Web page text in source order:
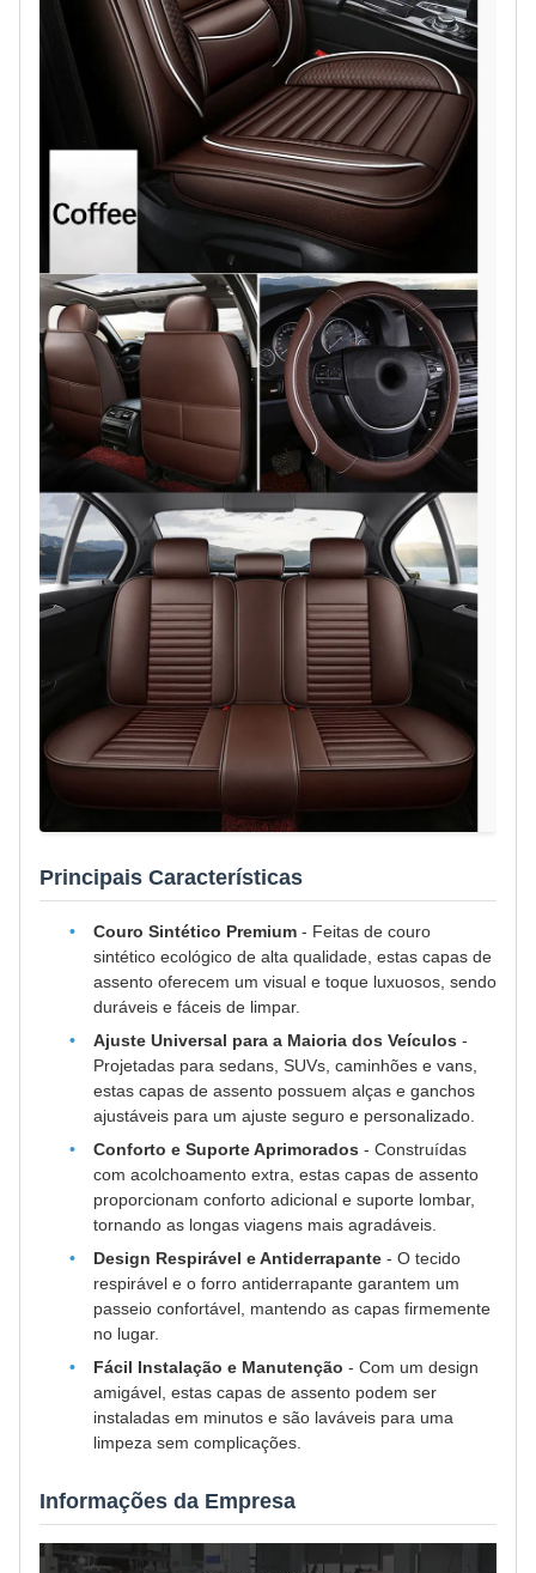
Principais Características
Couro Sintético Premium - Feitas de couro
sintético ecológico de alta qualidade, estas capas de
assento oferecem um visual e toque luxuosos, sendo
duráveis e fáceis de limpar.
Ajuste Universal para a Maioria dos Veículos -
Projetadas para sedans, SUVs, caminhões e vans,
estas capas de assento possuem alças e ganchos
ajustáveis para um ajuste seguro e personalizado.
Conforto e Suporte Aprimorados - Construídas
com acolchoamento extra, estas capas de assento
proporcionam conforto adicional e suporte lombar,
tornando as longas viagens mais agradáveis.
Design Respirável e Antiderrapante - O tecido
respirável e o forro antiderrapante garantem um
passeio confortável, mantendo as capas firmemente
no lugar.
Fácil Instalação e Manutenção - Com um design
amigável, estas capas de assento podem ser
instaladas em minutos e são laváveis para uma
limpeza sem complicações.
Informações da Empresa